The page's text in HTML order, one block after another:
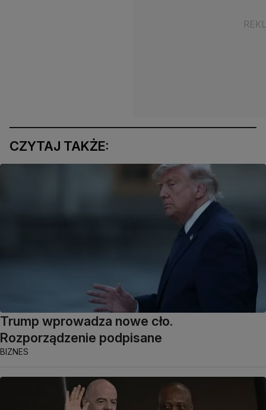
CZYTAJ TAKŻE:
Trump wprowadza nowe cło.
Rozporządzenie podpisane
BIZNES